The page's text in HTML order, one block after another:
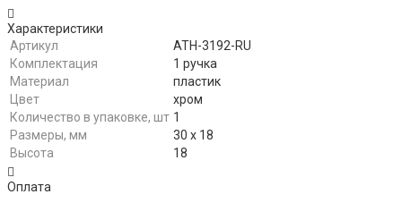
Характеристики
Артикул
ATH-3192-RU
Комплектация
1 ручка
Материал
пластик
Цвет
хром
Количество в упаковке, шт 1
Размеры, мм
30 х 18
Высота
18
Оплата